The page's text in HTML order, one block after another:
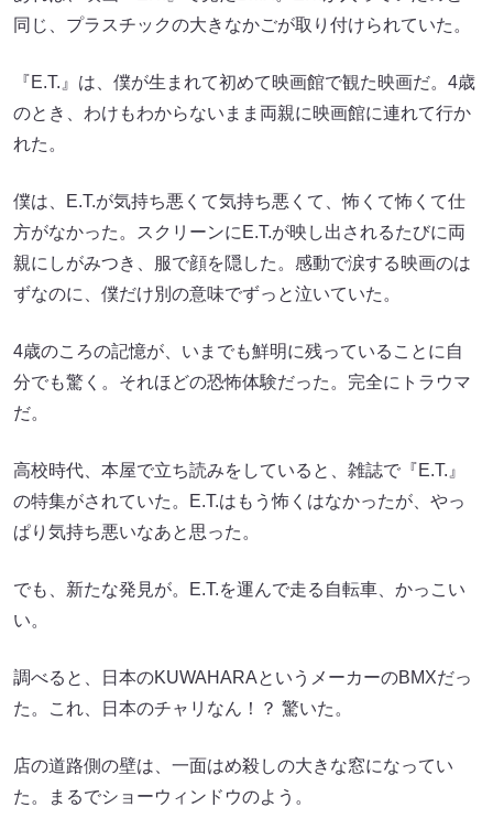
同じ、プラスチックの大きなかごが取り付けられていた。
『E.T.』は、僕が生まれて初めて映画館で観た映画だ。4歳
のとき、わけもわからないまま両親に映画館に連れて行か
れた。
僕は、E.T.が気持ち悪くて気持ち悪くて、怖くて怖くて仕
方がなかった。スクリーンにE.T.が映し出されるたびに両
親にしがみつき、服で顔を隠した。感動で涙する映画のは
ずなのに、僕だけ別の意味でずっと泣いていた。
4歳のころの記憶が、いまでも鮮明に残っていることに自
分でも驚く。それほどの恐怖体験だった。完全にトラウマ
だ。
高校時代、本屋で立ち読みをしていると、雑誌で『E.T.』
の特集がされていた。E.T.はもう怖くはなかったが、やっ
ぱり気持ち悪いなあと思った。
でも、新たな発見が。E.T.を運んで走る自転車、かっこい
い。
調べると、日本のKUWAHARAというメーカーのBMXだっ
た。これ、日本のチャリなん！？ 驚いた。
店の道路側の壁は、一面はめ殺しの大きな窓になってい
た。まるでショーウィンドウのよう。